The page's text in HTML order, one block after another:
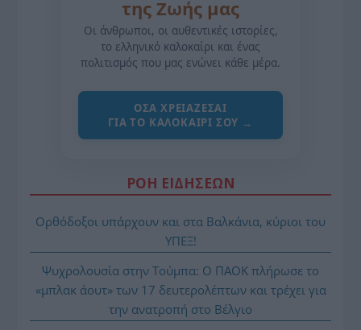
της Ζωής μας
Οι άνθρωποι, οι αυθεντικές ιστορίες,
το ελληνικό καλοκαίρι και ένας
πολιτισμός που μας ενώνει κάθε μέρα.
ΌΣΑ ΧΡΕΙΆΖΕΣΑΙ
ΓΙΑ ΤΟ ΚΑΛΟΚΑΊΡΙ ΣΟΥ →
ΡΟΗ ΕΙΔΗΣΕΩΝ
Ορθόδοξοι υπάρχουν και στα Βαλκάνια, κύριοι του
ΥΠΕΞ!
Ψυχρολουσία στην Τούμπα: Ο ΠΑΟΚ πλήρωσε το
«μπλακ άουτ» των 17 δευτερολέπτων και τρέχει για
την ανατροπή στο Βέλγιο